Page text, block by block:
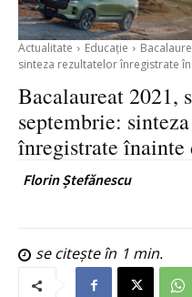
Actualitate Educație
sinteza rezultatelor înregistrate
Bacalaureat 2021,
septembrie:
înregistrate înainte
Florin Ștefănescu
se citește în 1 min.